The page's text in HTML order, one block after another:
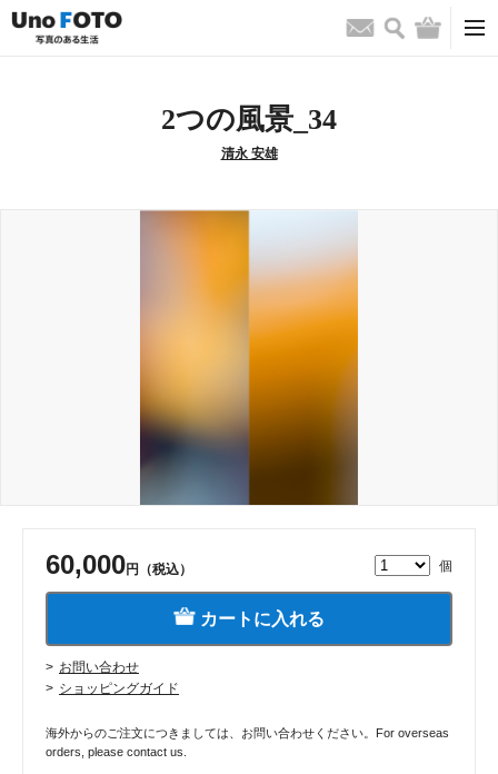
お問い合わせ
検索 バッグ
2つの風景_34
清永 安雄
60,000円（税込） 個
カートに入れる
お問い合わせ
ショッピングガイド
海外からのご注文につきましては、お問い合わせください。For overseas
orders, please contact us.